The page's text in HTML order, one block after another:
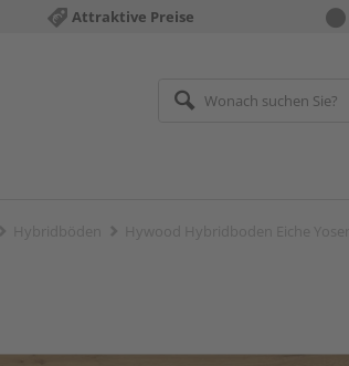
Attraktive Preise